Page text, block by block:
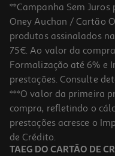
Smartphone Samsung
369.99 €/un
369,99 €
**Campanha Sem
Oney Auchan / Cartão
produtos assinalados
75€. Ao valor da
Formalização até 6% e
prestações. Consulte
***O valor da primeira
compra, refletindo o
prestações acresce o
de Crédito.
TAEG DO CARTÃO DE